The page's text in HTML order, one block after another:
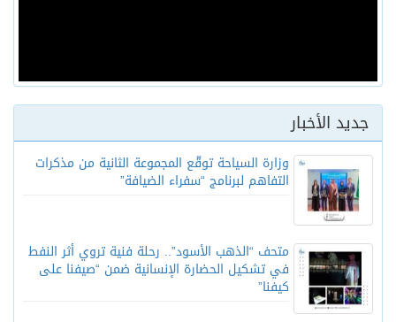
جديد الأخبار
وزارة السياحة توقّع المجموعة الثانية من مذكرات
التفاهم لبرنامج “سفراء الضيافة”
متحف “الذهب الأسود”.. رحلة فنية تروي أثر النفط
في تشكيل الحضارة الإنسانية ضمن “صيفنا على
كيفنا”